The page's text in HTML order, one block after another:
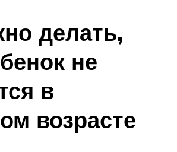
делать,
не
в
возрасте